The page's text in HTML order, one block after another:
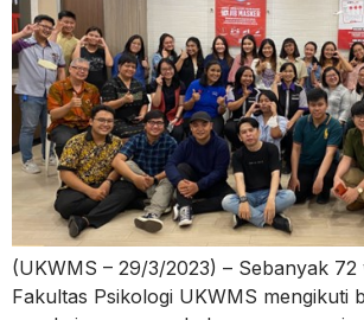
(UKWMS – 29/3/2023) – Sebanyak 72
Fakultas Psikologi UKWMS mengikuti